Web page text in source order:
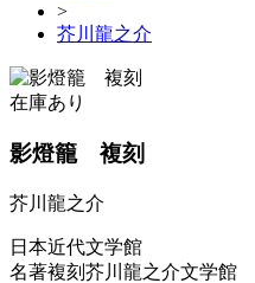
>
芥川龍之介
在庫あり
影燈籠 複刻
芥川龍之介
日本近代文学館
名著複刻芥川龍之介文学